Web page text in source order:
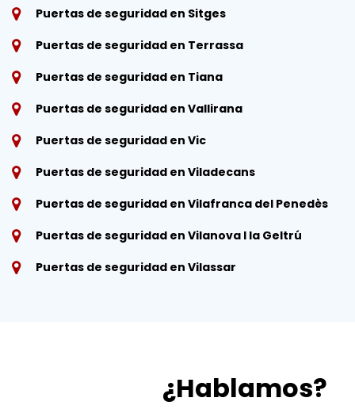
Puertas de seguridad en Sitges
Puertas de seguridad en Terrassa
Puertas de seguridad en Tiana
Puertas de seguridad en Vallirana
Puertas de seguridad en Vic
Puertas de seguridad en Viladecans
Puertas de seguridad en Vilafranca del Penedès
Puertas de seguridad en Vilanova I la Geltrú
Puertas de seguridad en Vilassar
¿Hablamos?